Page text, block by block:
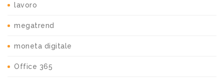
lavoro
megatrend
moneta digitale
Office 365